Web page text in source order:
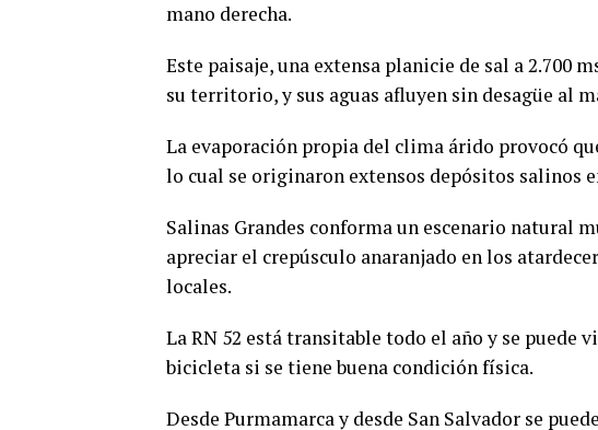
mano derecha.
Este paisaje, una extensa planicie de sal a 2.700
su territorio, y sus aguas afluyen sin desagüe al
La evaporación propia del clima árido provocó
lo cual se originaron extensos depósitos salinos
Salinas Grandes conforma un escenario natural
apreciar el crepúsculo anaranjado en los
locales.
La RN 52 está transitable todo el año y se
bicicleta si se tiene buena condición física.
Desde Purmamarca y desde San Salvador se